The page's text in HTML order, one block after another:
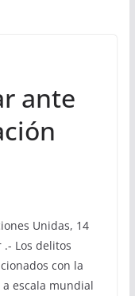
ante
Unidas, 14
.- Los delitos
con la
escala mundial